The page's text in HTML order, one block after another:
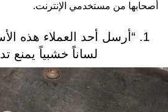
أصحابها من مستخدمي الإنترنت.
1. “أرسل أحد العملاء هذه
لساناً خشبياً يمنع